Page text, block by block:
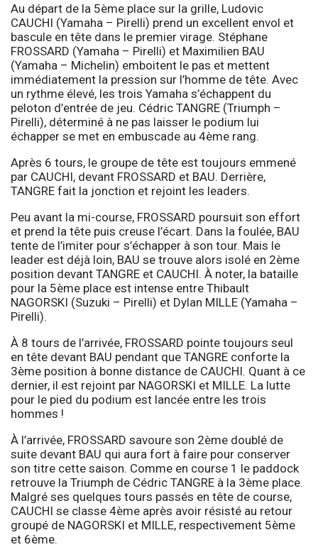
Au départ de la 5ème place sur la grille, Ludovic
CAUCHI (Yamaha – Pirelli) prend un excellent envol et
bascule en tête dans le premier virage. Stéphane
FROSSARD (Yamaha – Pirelli) et Maximilien BAU
(Yamaha – Michelin) emboitent le pas et mettent
immédiatement la pression sur l’homme de tête. Avec
un rythme élevé, les trois Yamaha s’échappent du
peloton d’entrée de jeu. Cédric TANGRE (Triumph –
Pirelli), déterminé à ne pas laisser le podium lui
échapper se met en embuscade au 4ème rang.
Après 6 tours, le groupe de tête est toujours emmené
par CAUCHI, devant FROSSARD et BAU. Derrière,
TANGRE fait la jonction et rejoint les leaders.
Peu avant la mi-course, FROSSARD poursuit son effort
et prend la tête puis creuse l’écart. Dans la foulée, BAU
tente de l’imiter pour s’échapper à son tour. Mais le
leader est déjà loin, BAU se trouve alors isolé en 2ème
position devant TANGRE et CAUCHI. À noter, la bataille
pour la 5ème place est intense entre Thibault
NAGORSKI (Suzuki – Pirelli) et Dylan MILLE (Yamaha –
Pirelli).
À 8 tours de l’arrivée, FROSSARD pointe toujours seul
en tête devant BAU pendant que TANGRE conforte la
3ème position à bonne distance de CAUCHI. Quant à ce
dernier, il est rejoint par NAGORSKI et MILLE. La lutte
pour le pied du podium est lancée entre les trois
hommes !
À l’arrivée, FROSSARD savoure son 2ème doublé de
suite devant BAU qui aura fort à faire pour conserver
son titre cette saison. Comme en course 1 le paddock
retrouve la Triumph de Cédric TANGRE à la 3ème place.
Malgré ses quelques tours passés en tête de course,
CAUCHI se classe 4ème après avoir résisté au retour
groupé de NAGORSKI et MILLE, respectivement 5ème
et 6ème.